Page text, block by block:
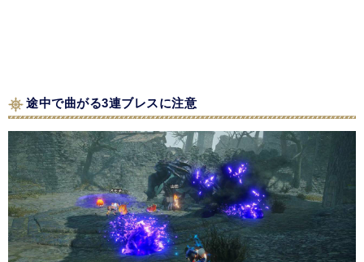
途中で曲がる3連ブレスに注意